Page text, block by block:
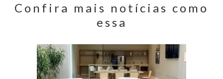
Confira mais notícias como
essa